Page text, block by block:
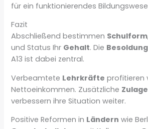
für ein funktionierendes
Fazit
Abschließend bestimmen Schulform
und Status Ihr Gehalt. Die
A13 ist dabei zentral.
Verbeamtete Lehrkräfte profitieren
Nettoeinkommen. Zusätzliche
verbessern ihre Situation weiter.
Positive Reformen in Ländern wie